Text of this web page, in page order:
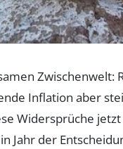
Zwischenwelt:
Inflation aber
Widersprüche
Jahr der